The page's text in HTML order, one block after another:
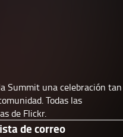
Summit una celebración tan
Todas las
de Flickr.
de correo